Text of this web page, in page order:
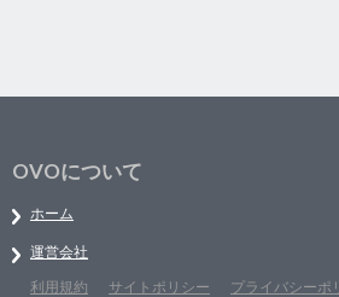
OVOについて
ホーム
運営会社
利用規約
サイトポリシー プライバシーポ